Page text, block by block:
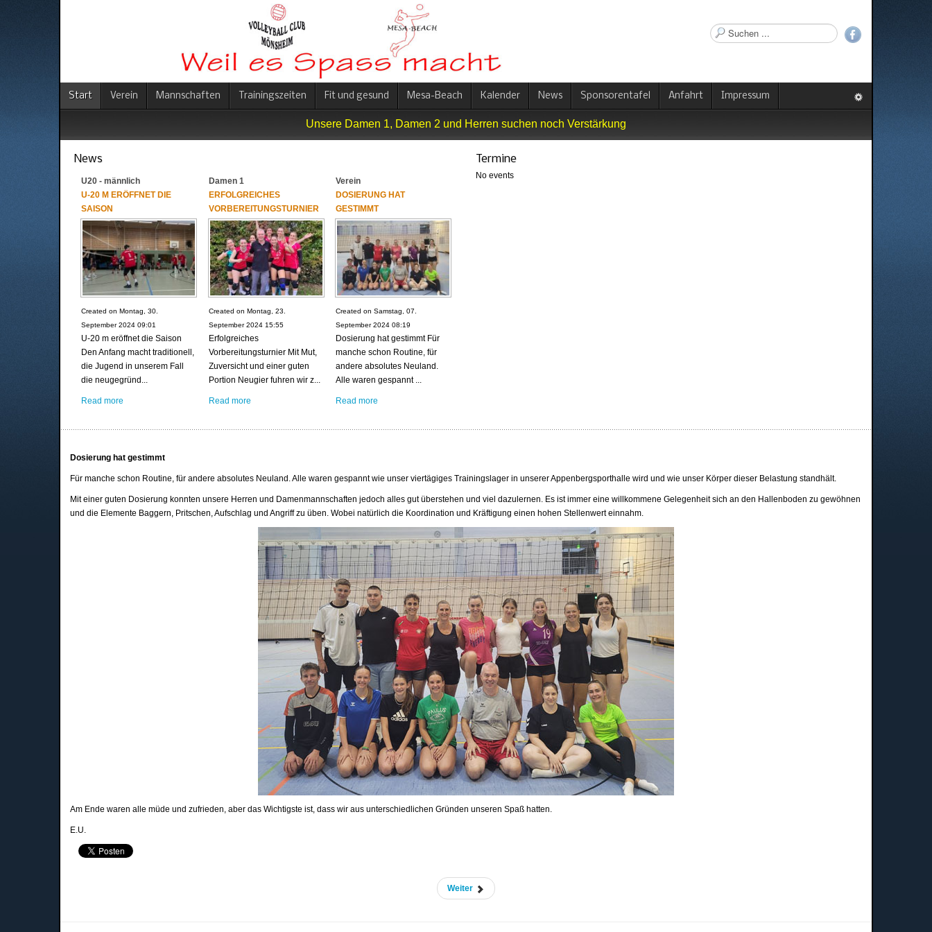
Suchen
...
Start Verein Mannschaften Trainingszeiten Fit und gesund Mesa-Beach Kalender News Sponsorentafel Anfahrt Impressum
Unsere Damen 1, Damen 2 und Herren suchen noch Verstärkung
News
U20 - männlich
U-20 M ERÖFFNET DIE
SAISON
Created on Montag, 30.
September 2024 09:01
U-20 m eröffnet die Saison
Den Anfang macht traditionell,
die Jugend in unserem Fall
die neugegründ...
Read more
Damen 1
ERFOLGREICHES
VORBEREITUNGSTURNIER
Created on Montag, 23.
September 2024 15:55
Erfolgreiches
Vorbereitungsturnier Mit Mut,
Zuversicht und einer guten
Portion Neugier fuhren wir z...
Read more
Verein
DOSIERUNG HAT
GESTIMMT
Created on Samstag, 07.
September 2024 08:19
Dosierung hat gestimmt Für
manche schon Routine, für
andere absolutes Neuland.
Alle waren gespannt ...
Read more
Termine
No events
Dosierung hat gestimmt
Für manche schon Routine, für andere absolutes Neuland. Alle waren gespannt wie unser viertägiges Trainingslager in unserer Appenbergsporthalle wird und wie unser Körper dieser Belastung standhält.
Mit einer guten Dosierung konnten unsere Herren und Damenmannschaften jedoch alles gut überstehen und viel dazulernen. Es ist immer eine willkommene Gelegenheit sich an den Hallenboden zu gewöhnen
und die Elemente Baggern, Pritschen, Aufschlag und Angriff zu üben. Wobei natürlich die Koordination und Kräftigung einen hohen Stellenwert einnahm.
Am Ende waren alle müde und zufrieden, aber das Wichtigste ist, dass wir aus unterschiedlichen Gründen unseren Spaß hatten.
E.U.
Weiter